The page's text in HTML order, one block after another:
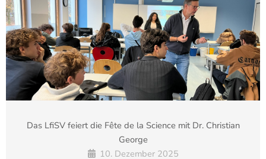
Das LfiSV feiert die Fête de la Science mit Dr. Christian
George
10. Dezember 2025